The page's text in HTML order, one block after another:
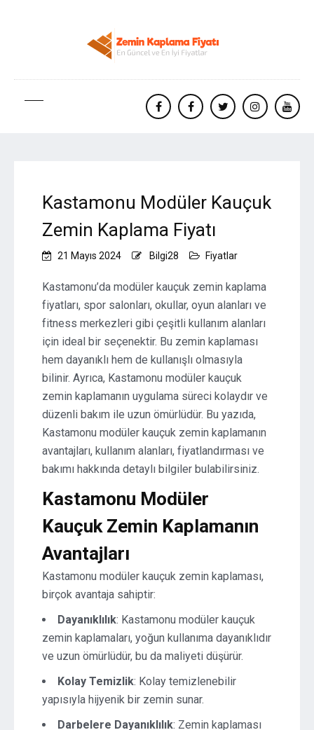
facebookFacebooktwitterinstagram
Kastamonu Modüler Kauçuk
Zemin Kaplama Fiyatı
21 Mayıs 2024 Bilgi28 Fiyatlar
Kastamonu’da modüler kauçuk zemin kaplama
fiyatları, spor salonları, okullar, oyun alanları ve
fitness merkezleri gibi çeşitli kullanım alanları
için ideal bir seçenektir. Bu zemin kaplaması
hem dayanıklı hem de kullanışlı olmasıyla
bilinir. Ayrıca, Kastamonu modüler kauçuk
zemin kaplamanın uygulama süreci kolaydır ve
düzenli bakım ile uzun ömürlüdür. Bu yazıda,
Kastamonu modüler kauçuk zemin kaplamanın
avantajları, kullanım alanları, fiyatlandırması ve
bakımı hakkında detaylı bilgiler bulabilirsiniz.
Kastamonu Modüler
Kauçuk Zemin Kaplamanın
Avantajları
Kastamonu modüler kauçuk zemin kaplaması,
birçok avantaja sahiptir:
Dayanıklılık: Kastamonu modüler kauçuk
zemin kaplamaları, yoğun kullanıma dayanıklıdır
ve uzun ömürlüdür, bu da maliyeti düşürür.
Kolay Temizlik: Kolay temizlenebilir
yapısıyla hijyenik bir zemin sunar.
Darbelere Dayanıklılık: Zemin kaplaması